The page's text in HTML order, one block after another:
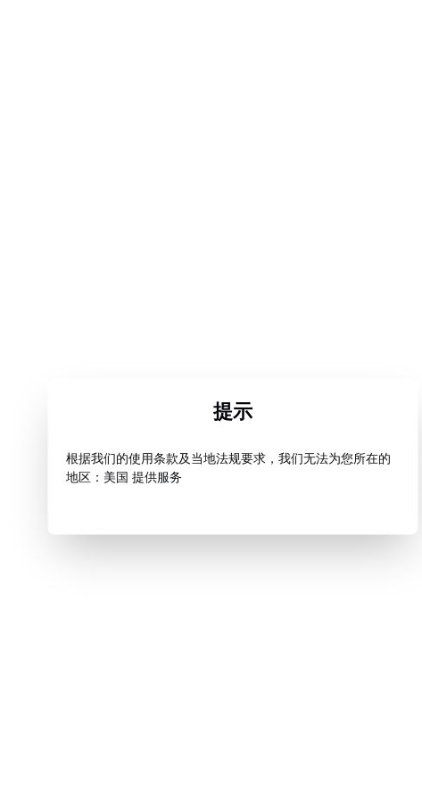
提示
根据我们的使用条款及当地法规要求，我们无法为您所在的
地区：美国 提供服务